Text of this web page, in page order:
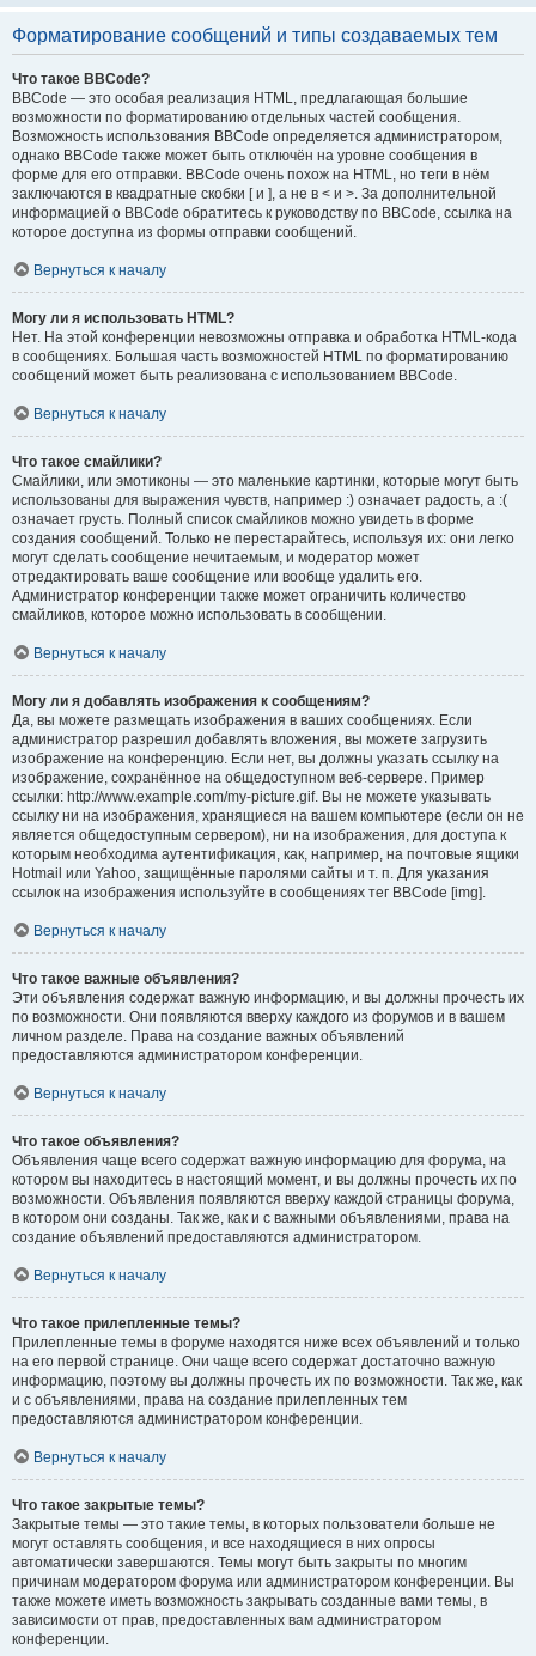
Форматирование сообщений и типы создаваемых тем
Что такое BBCode?
BBCode — это особая реализация HTML, предлагающая большие
возможности по форматированию отдельных частей сообщения.
Возможность использования BBCode определяется администратором,
однако BBCode также может быть отключён на уровне сообщения в
форме для его отправки. BBCode очень похож на HTML, но теги в нём
заключаются в квадратные скобки [ и ], а не в < и >. За дополнительной
информацией о BBCode обратитесь к руководству по BBCode, ссылка на
которое доступна из формы отправки сообщений.
Вернуться к началу
Могу ли я использовать HTML?
Нет. На этой конференции невозможны отправка и обработка HTML-кода
в сообщениях. Большая часть возможностей HTML по форматированию
сообщений может быть реализована с использованием BBCode.
Вернуться к началу
Что такое смайлики?
Смайлики, или эмотиконы — это маленькие картинки, которые могут быть
использованы для выражения чувств, например :) означает радость, а :(
означает грусть. Полный список смайликов можно увидеть в форме
создания сообщений. Только не перестарайтесь, используя их: они легко
могут сделать сообщение нечитаемым, и модератор может
отредактировать ваше сообщение или вообще удалить его.
Администратор конференции также может ограничить количество
смайликов, которое можно использовать в сообщении.
Вернуться к началу
Могу ли я добавлять изображения к сообщениям?
Да, вы можете размещать изображения в ваших сообщениях. Если
администратор разрешил добавлять вложения, вы можете загрузить
изображение на конференцию. Если нет, вы должны указать ссылку на
изображение, сохранённое на общедоступном веб-сервере. Пример
ссылки: http://www.example.com/my-picture.gif. Вы не можете указывать
ссылку ни на изображения, хранящиеся на вашем компьютере (если он не
является общедоступным сервером), ни на изображения, для доступа к
которым необходима аутентификация, как, например, на почтовые ящики
Hotmail или Yahoo, защищённые паролями сайты и т. п. Для указания
ссылок на изображения используйте в сообщениях тег BBCode [img].
Вернуться к началу
Что такое важные объявления?
Эти объявления содержат важную информацию, и вы должны прочесть их
по возможности. Они появляются вверху каждого из форумов и в вашем
личном разделе. Права на создание важных объявлений
предоставляются администратором конференции.
Вернуться к началу
Что такое объявления?
Объявления чаще всего содержат важную информацию для форума, на
котором вы находитесь в настоящий момент, и вы должны прочесть их по
возможности. Объявления появляются вверху каждой страницы форума,
в котором они созданы. Так же, как и с важными объявлениями, права на
создание объявлений предоставляются администратором.
Вернуться к началу
Что такое прилепленные темы?
Прилепленные темы в форуме находятся ниже всех объявлений и только
на его первой странице. Они чаще всего содержат достаточно важную
информацию, поэтому вы должны прочесть их по возможности. Так же, как
и с объявлениями, права на создание прилепленных тем
предоставляются администратором конференции.
Вернуться к началу
Что такое закрытые темы?
Закрытые темы — это такие темы, в которых пользователи больше не
могут оставлять сообщения, и все находящиеся в них опросы
автоматически завершаются. Темы могут быть закрыты по многим
причинам модератором форума или администратором конференции. Вы
также можете иметь возможность закрывать созданные вами темы, в
зависимости от прав, предоставленных вам администратором
конференции.